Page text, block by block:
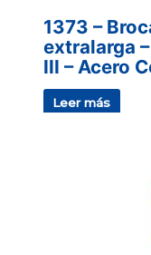
1373 –
extralarga
III – Acero
Leer más